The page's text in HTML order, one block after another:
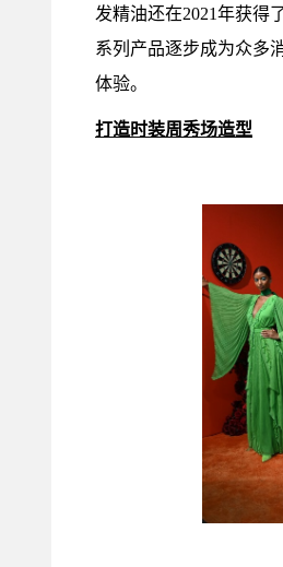
发精油还在2021年获得
系列产品逐步成为众多
体验。
打造时装周秀场造型